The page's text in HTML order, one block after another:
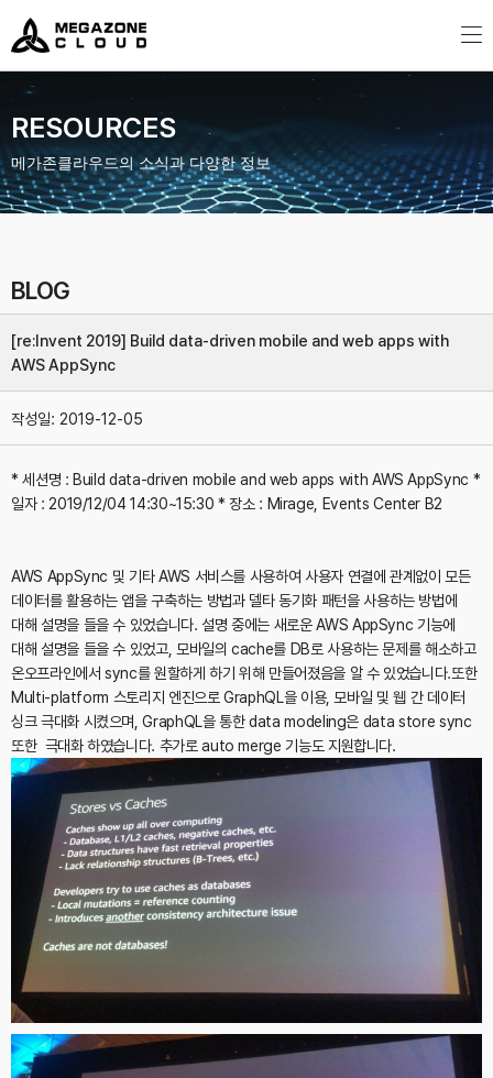
MegazoneCloud
디지털 전문 기업, 메가존클라우드
RESOURCES
메가존클라우드의 소식과 다양한 정보
BLOG
[re:Invent 2019] Build data-driven mobile and web apps with
AWS AppSync
작성일: 2019-12-05
* 세션명 : Build data-driven mobile and web apps with AWS AppSync *
일자 : 2019/12/04 14:30~15:30 * 장소 : Mirage, Events Center B2
AWS AppSync 및 기타 AWS 서비스를 사용하여 사용자 연결에 관계없이 모든
데이터를 활용하는 앱을 구축하는 방법과 델타 동기화 패턴을 사용하는 방법에
대해 설명을 들을 수 있었습니다. 설명 중에는 새로운 AWS AppSync 기능에
대해 설명을 들을 수 있었고, 모바일의 cache를 DB로 사용하는 문제를 해소하고
온오프라인에서 sync를 원할하게 하기 위해 만들어졌음을 알 수 있었습니다.또한
Multi-platform 스토리지 엔진으로 GraphQL을 이용, 모바일 및 웹 간 데이터
싱크 극대화 시켰으며, GraphQL을 통한 data modeling은 data store sync
또한 극대화 하였습니다. 추가로 auto merge 기능도 지원합니다.